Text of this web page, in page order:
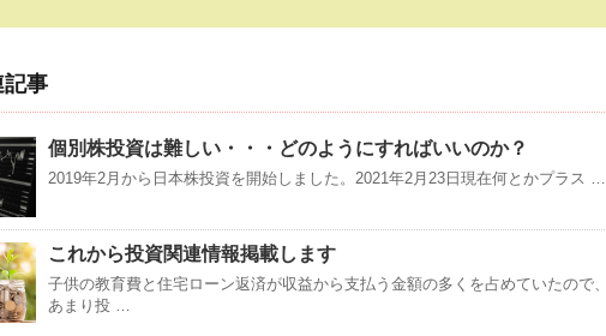
記事
個別株投資は難しい・・・どのようにすればいいのか？
2019年2月から日本株投資を開始しました。2021年2月23日現在何とかプラス …
これから投資関連情報掲載します
子供の教育費と住宅ローン返済が収益から支払う金額の多くを占めていたので、
あまり投 …